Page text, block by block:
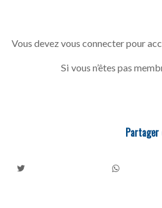
Vous devez vous connecter pour
Si vous n’êtes pas